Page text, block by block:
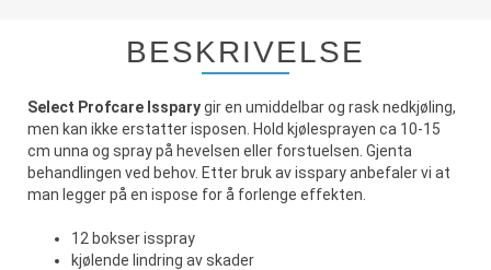
BESKRIVELSE
Select Profcare Issparygir en umiddelbar og rask nedkjøling,
men kan ikke erstatter isposen. Hold kjølesprayen ca 10-15
cm unna og spray på hevelsen eller forstuelsen. Gjenta
behandlingen ved behov. Etter bruk av isspary anbefaler vi at
man legger på en ispose for å forlenge effekten.
12 bokser isspray
kjølende lindring av skader